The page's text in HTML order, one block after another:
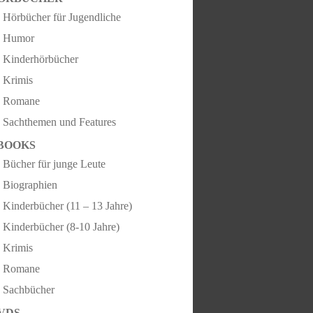
Hörbücher für Jugendliche
Humor
Kinderhörbücher
Krimis
Romane
Sachthemen und Features
Bücher für junge Leute
Biographien
Kinderbücher (11 – 13 Jahre)
Kinderbücher (8-10 Jahre)
Krimis
Romane
Sachbücher